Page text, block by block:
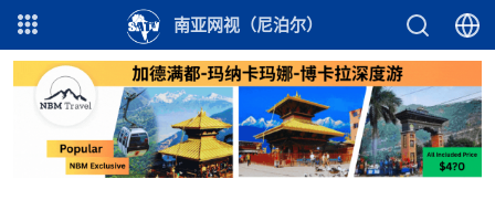
南亚网视（尼泊尔）